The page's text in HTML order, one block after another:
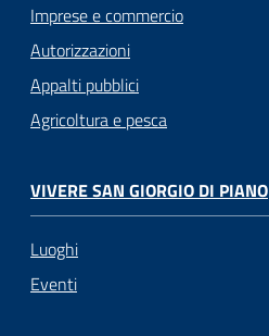
Imprese e commercio
Autorizzazioni
Appalti pubblici
Agricoltura e pesca
VIVERE SAN GIORGIO DI PIANO
Luoghi
Eventi